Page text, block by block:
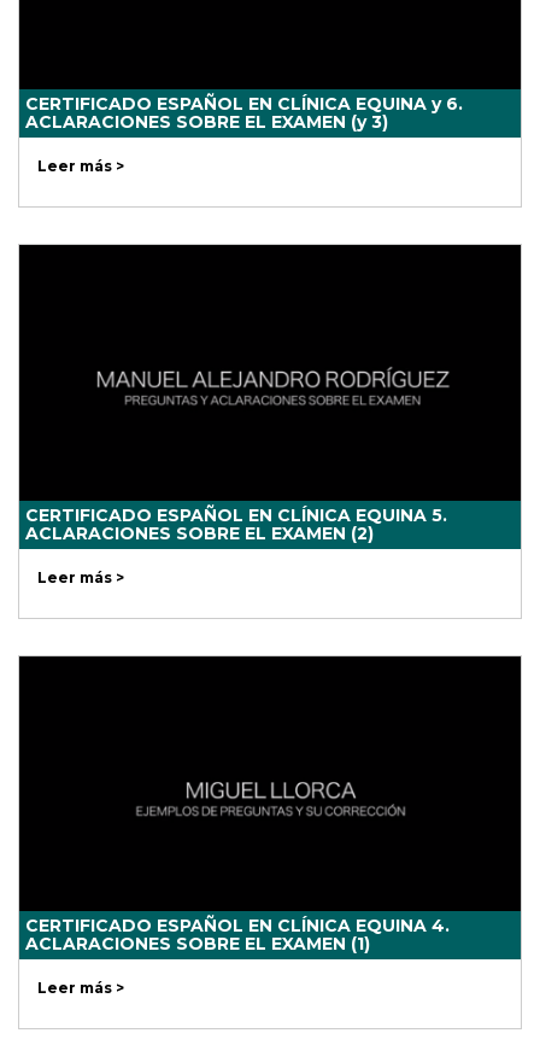
CERTIFICADO ESPAÑOL EN CLÍNICA EQUINA y 6.
ACLARACIONES SOBRE EL EXAMEN (y 3)
Leer más >
CERTIFICADO ESPAÑOL EN CLÍNICA EQUINA 5.
ACLARACIONES SOBRE EL EXAMEN (2)
Leer más >
CERTIFICADO ESPAÑOL EN CLÍNICA EQUINA 4.
ACLARACIONES SOBRE EL EXAMEN (1)
Leer más >